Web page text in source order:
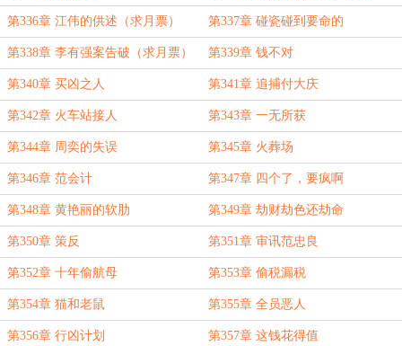
第336章 江伟的供述（求月票） 第337章 碰瓷碰到要命的
第338章 李有强案告破（求月票） 第339章 钱不对
第340章 买凶之人 第341章 追捕付大庆
第342章 火车站接人 第343章 一无所获
第344章 周奕的失误 第345章 火葬场
第346章 范会计 第347章 四个了，要疯啊
第348章 黄艳丽的软肋 第349章 劫财劫色还劫命
第350章 策反 第351章 审讯范忠良
第352章 十年偷航母 第353章 偷税漏税
第354章 猫和老鼠 第355章 全员恶人
第356章 行凶计划 第357章 这钱花得值